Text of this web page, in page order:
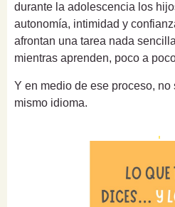
durante la adolescencia los
autonomía, intimidad y
afrontan una tarea nada
mientras aprenden, poco a
Y en medio de ese proceso, no
mismo idioma.